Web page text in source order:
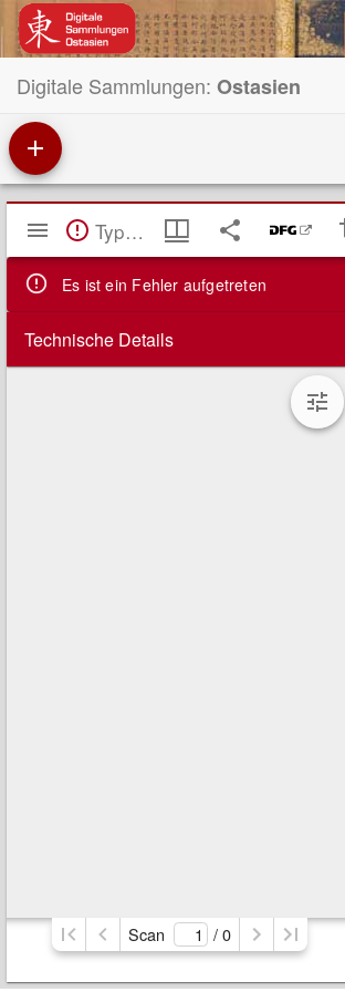
Digitale Sammlungen: Ostasien
Mirador
Viewer TypeError: Failed to fetch
Es ist ein Fehler aufgetreten
Technische Details
Scan / 0